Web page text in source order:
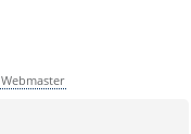
Webmaster